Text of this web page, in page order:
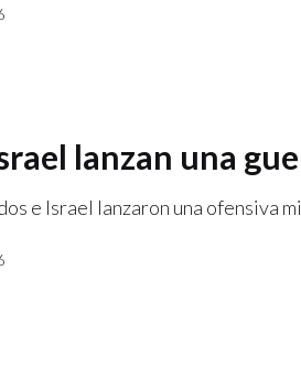
lanzan una
e Israel lanzaron una ofensiva